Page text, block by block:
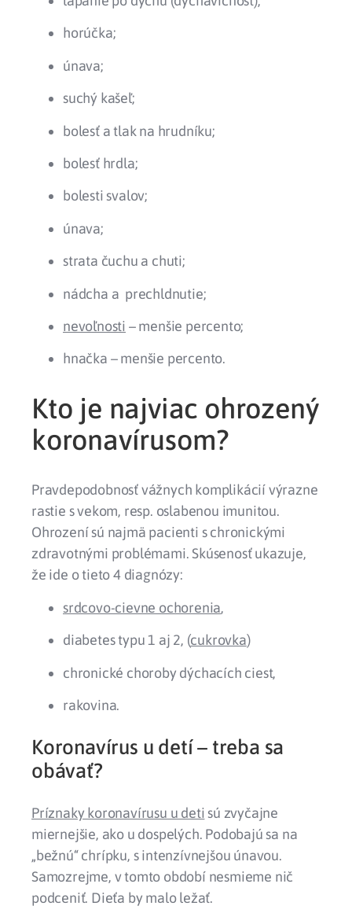
horúčka;
únava;
suchý kašeľ;
bolesť a tlak na hrudníku;
bolesť hrdla;
bolesti svalov;
únava;
strata čuchu a chuti;
nádcha a prechldnutie;
nevoľnosti – menšie percento;
hnačka – menšie percento.
Kto je najviac ohrozený
koronavírusom?
Pravdepodobnosť vážnych komplikácií výrazne
rastie s vekom, resp. oslabenou imunitou.
Ohrození sú najmä pacienti s chronickými
zdravotnými problémami. Skúsenosť ukazuje,
že ide o tieto 4 diagnózy:
srdcovo-cievne ochorenia,
diabetes typu 1 aj 2, (cukrovka)
chronické choroby dýchacích ciest,
rakovina.
Koronavírus u detí – treba sa
obávať?
Príznaky koronavírusu u deti sú zvyčajne
miernejšie, ako u dospelých. Podobajú sa na
„bežnú“ chrípku, s intenzívnejšou únavou.
Samozrejme, v tomto období nesmieme nič
podceniť. Dieťa by maloležať.